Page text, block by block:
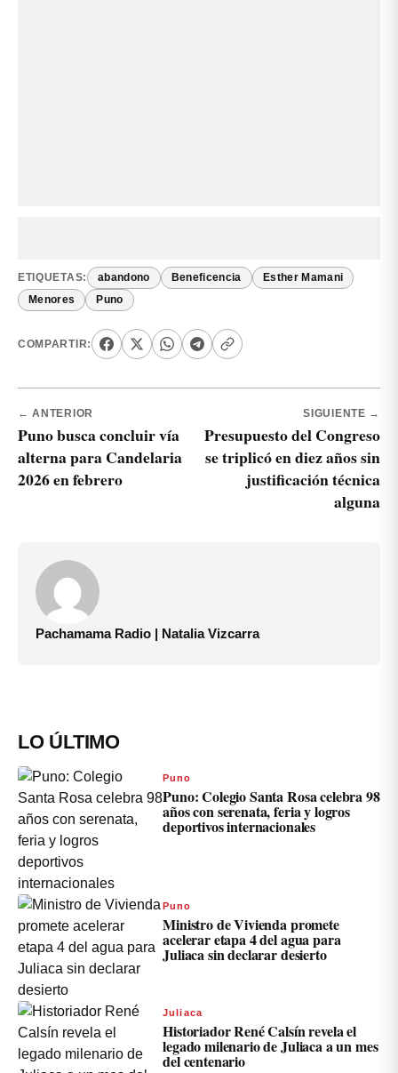
ETIQUETAS: abandono Beneficencia Esther Mamani
Menores Puno
COMPARTIR:
← ANTERIOR
Puno busca concluir vía
alterna para Candelaria
2026 en febrero
SIGUIENTE →
Presupuesto del Congreso
se triplicó en diez años sin
justificación técnica
alguna
Pachamama Radio | Natalia Vizcarra
LO ÚLTIMO
Puno
Puno: Colegio Santa Rosa celebra 98
años con serenata, feria y logros
deportivos internacionales
Puno
Ministro de Vivienda promete
acelerar etapa 4 del agua para
Juliaca sin declarar desierto
Juliaca
Historiador René Calsín revela el
legado milenario de Juliaca a un mes
del centenario